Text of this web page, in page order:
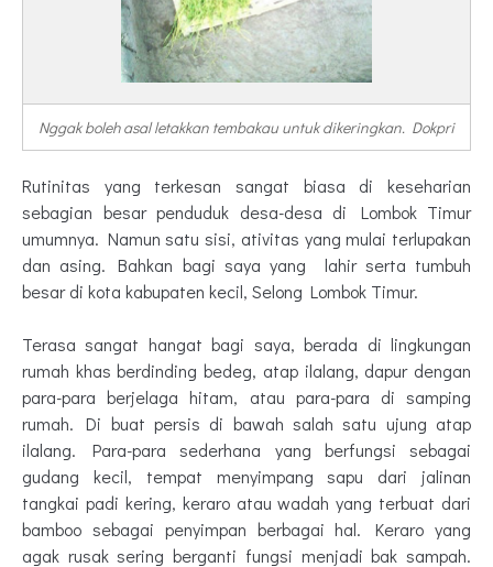
Nggak boleh asal letakkan tembakau untuk dikeringkan. Dokpri
Rutinitas yang terkesan sangat biasa di keseharian
sebagian besar penduduk desa-desa di Lombok Timur
umumnya. Namun satu sisi, ativitas yang mulai terlupakan
dan asing. Bahkan bagi saya yang lahir serta tumbuh
besar di kota kabupaten kecil, Selong Lombok Timur.
Terasa sangat hangat bagi saya, berada di lingkungan
rumah khas berdinding bedeg, atap ilalang, dapur dengan
para-para berjelaga hitam, atau para-para di samping
rumah. Di buat persis di bawah salah satu ujung atap
ilalang. Para-para sederhana yang berfungsi sebagai
gudang kecil, tempat menyimpang sapu dari jalinan
tangkai padi kering, keraro atau wadah yang terbuat dari
bamboo sebagai penyimpan berbagai hal. Keraro yang
agak rusak sering berganti fungsi menjadi bak sampah.